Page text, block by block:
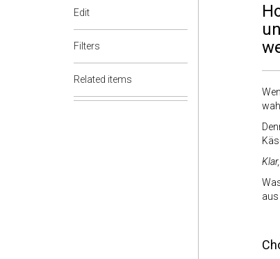
Edit
Filters
Related items
aus